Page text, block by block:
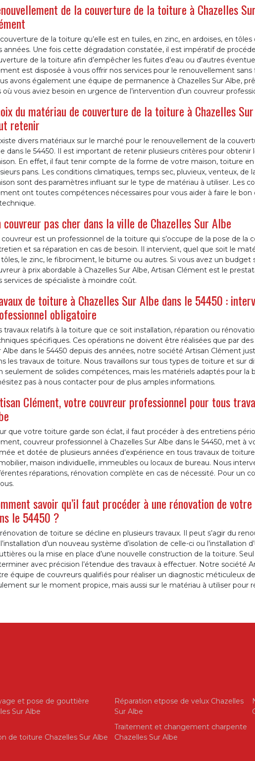
de la couverture de la toiture à Chazelles
de la toiture qu’elle est en tuiles, en zinc, en ardoises, en
années. Une fois cette dégradation constatée, il est impératif de
de la toiture afin d’empêcher les fuites d’eau ou d’autres
est disposée à vous offrir nos services pour le renouvellement
avons également une équipe de permanence à Chazelles Sur Albe,
où vous aviez besoin en urgence de l’intervention d’un couvreur
du matériau de couverture de la toiture à Chazelles
retenir
divers matériaux sur le marché pour le renouvellement de la
dans le 54450. Il est important de retenir plusieurs critères pour
En effet, il faut tenir compte de la forme de votre maison, toiture
pans. Les conditions climatiques, temps sec, pluvieux, venteux, de
sont des paramètres influant sur le type de matériau à utiliser. Les
ont toutes compétences nécessaires pour vous aider à faire le
couvreur pas cher dans la ville de Chazelles Sur Albe
couvreur est un professionnel de la toiture qui s’occupe de la pose de la
et sa réparation en cas de besoin. Il intervient, quel que soit le
tôles, le zinc, le fibrociment, le bitume ou autres. Si vous avez un budget
à prix abordable à Chazelles Sur Albe, Artisan Clément est le
services de spécialiste à moindre coût.
de toiture à Chazelles Sur Albe dans le 54450 :
obligatoire
travaux relatifs à la toiture que ce soit installation, réparation ou
spécifiques. Ces opérations ne doivent être réalisées que par
Albe dans le 54450 depuis des années, notre société Artisan Clément
les travaux de toiture. Nous travaillons sur tous types de toiture et sur
seulement de solides compétences, mais les matériels adaptés pour la
pas à nous contacter pour de plus amples informations.
Clément, votre couvreur professionnel pour tous
que votre toiture garde son éclat, il faut procéder à des entretiens
couvreur professionnel à Chazelles Sur Albe dans le 54450, met à
et dotée de plusieurs années d’expérience en tous travaux de
maison individuelle, immeubles ou locaux de bureau. Nous
réparations, rénovation complète en cas de nécessité. Pour un
savoir qu’il faut procéder à une rénovation de
le 54450 ?
de toiture se décline en plusieurs travaux. Il peut s’agir du
d’un nouveau système d’isolation de celle-ci ou l’installation
ou la mise en place d’une nouvelle construction de la toiture.
avec précision l’étendue des travaux à effectuer. Notre société
équipe de couvreurs qualifiés pour réaliser un diagnostic méticuleux
sur le moment propice, mais aussi sur le matériau à utiliser pour
et pose de gouttière
Sur Albe
Réparation etpose de velux Chazelles
Sur Albe
de toiture Chazelles Sur Albe
Traitement et changement charpente
Chazelles Sur Albe